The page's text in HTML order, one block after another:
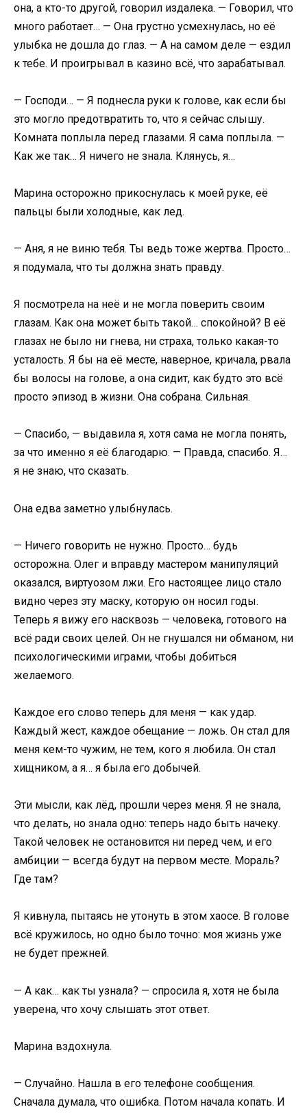
она, а кто-то другой, говорил издалека. — Говорил, что
много работает… — Она грустно усмехнулась, но её
улыбка не дошла до глаз. — А на самом деле — ездил
к тебе. И проигрывал в казино всё, что зарабатывал.
— Господи… — Я поднесла руки к голове, как если бы
это могло предотвратить то, что я сейчас слышу.
Комната поплыла перед глазами. Я сама поплыла. —
Как же так… Я ничего не знала. Клянусь, я…
Марина осторожно прикоснулась к моей руке, её
пальцы были холодные, как лед.
— Аня, я не виню тебя. Ты ведь тоже жертва. Просто…
я подумала, что ты должна знать правду.
Я посмотрела на неё и не могла поверить своим
глазам. Как она может быть такой… спокойной? В её
глазах не было ни гнева, ни страха, только какая-то
усталость. Я бы на её месте, наверное, кричала, рвала
бы волосы на голове, а она сидит, как будто это всё
просто эпизод в жизни. Она собрана. Сильная.
— Спасибо, — выдавила я, хотя сама не могла понять,
за что именно я её благодарю. — Правда, спасибо. Я…
я не знаю, что сказать.
Она едва заметно улыбнулась.
— Ничего говорить не нужно. Просто… будь
осторожна. Олег и вправду мастером манипуляций
оказался, виртуозом лжи. Его настоящее лицо стало
видно через эту маску, которую он носил годы.
Теперь я вижу его насквозь — человека, готового на
всё ради своих целей. Он не гнушался ни обманом, ни
психологическими играми, чтобы добиться
желаемого.
Каждое его слово теперь для меня — как удар.
Каждый жест, каждое обещание — ложь. Он стал для
меня кем-то чужим, не тем, кого я любила. Он стал
хищником, а я… я была его добычей.
Эти мысли, как лёд, прошли через меня. Я не знала,
что делать, но знала одно: теперь надо быть начеку.
Такой человек не остановится ни перед чем, и его
амбиции — всегда будут на первом месте. Мораль?
Где там?
Я кивнула, пытаясь не утонуть в этом хаосе. В голове
всё кружилось, но одно было точно: моя жизнь уже
не будет прежней.
— А как… как ты узнала? — спросила я, хотя не была
уверена, что хочу слышать этот ответ.
Марина вздохнула.
— Случайно. Нашла в его телефоне сообщения.
Сначала думала, что ошибка. Потом начала копать. И